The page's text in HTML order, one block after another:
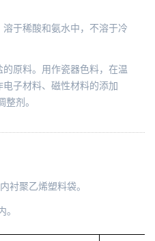
于稀酸和氨水中，不溶于冷
原料。用作瓷器色料，在温
子材料、磁性材料的添加
剂。
衬聚乙烯塑料袋。